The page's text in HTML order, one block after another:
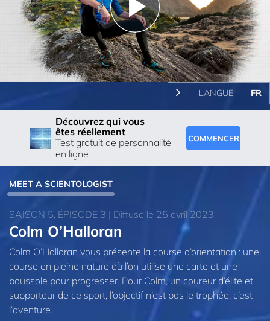
Play
Video
LANGUE: FR
Découvrez qui vous
êtes réellement
Test gratuit de personnalité
en ligne
COMMENCER
MEET A SCIENTOLOGIST
SAISON 5, ÉPISODE 3 | Diffusé le 25 avril 2023
Colm O’Halloran
Colm O’Halloran vous présente la course d’orientation : une
course en pleine nature où l’on utilise une carte et une
boussole pour progresser. Pour Colm, un coureur d’élite et
supporteur de ce sport, l’objectif n’est pas le trophée, c’est
l’aventure.